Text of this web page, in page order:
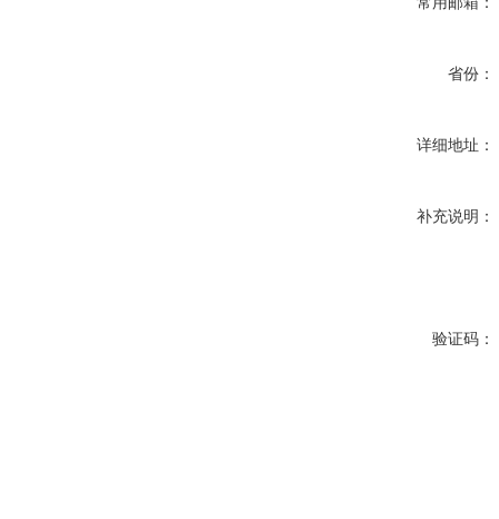
省份：
详细地址：
补充说明：
验证码：